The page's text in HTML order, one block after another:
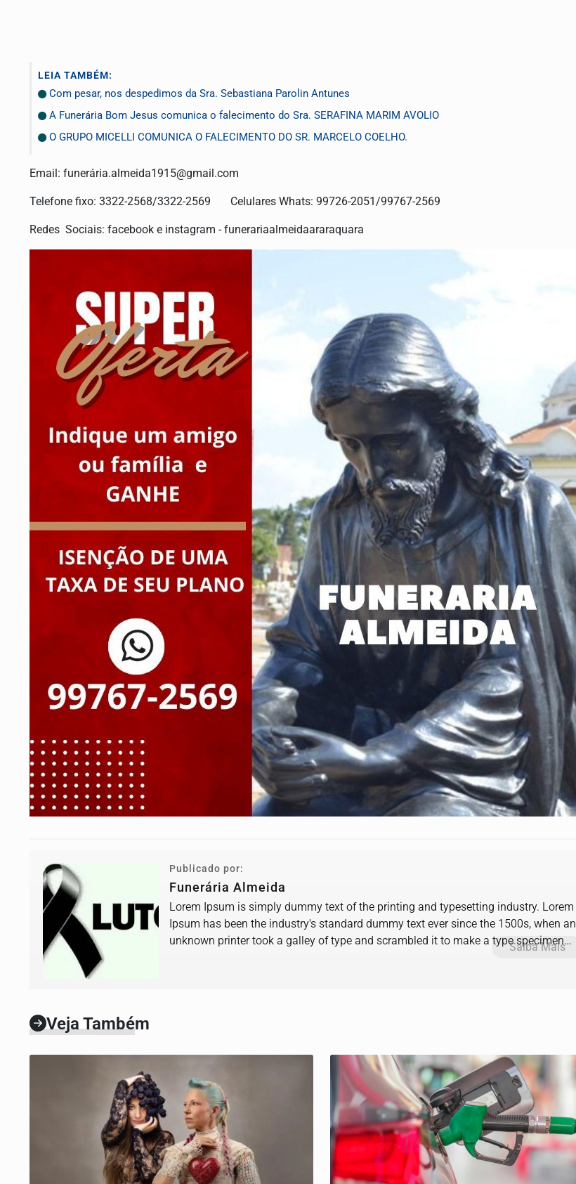
LEIA TAMBÉM:
Com pesar, nos despedimos da Sra. Sebastiana Parolin Antunes
A Funerária Bom Jesus comunica o falecimento do Sra. SERAFINA MARIM AVOLIO
O GRUPO MICELLI COMUNICA O FALECIMENTO DO SR. MARCELO COELHO.
Email: funerária.almeida1915@gmail.com
Telefone fixo: 3322-2568/3322-2569 Celulares Whats: 99726-2051/99767-2569
Redes Sociais: facebook e instagram - funerariaalmeidaararaquara
Publicado por:
Funerária Almeida
Lorem Ipsum is simply dummy text of the printing and typesetting industry. Lorem
Ipsum has been the industry's standard dummy text ever since the 1500s, when an
unknown printer took a galley of type and scrambled it to make a type specimen
Saiba Mais
Veja Também